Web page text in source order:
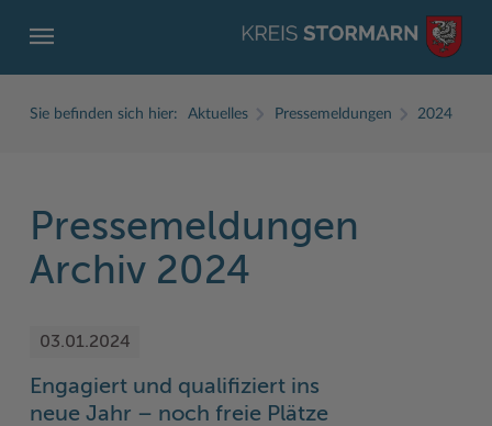
Ämter, Einrichtungen
Bürgerportal Stormarn ↗
Amtliche Bekanntmachungen
Ausschreibungen
Fachbereiche
Interessantes in und aus Stormarn
Ausbildung beim Kreis Stormarn
Der Kreis als Arbeitgeber
Beruf und Familie im Hansebelt
Branchenverzeichnis
BahnRadWege
Frei- und Hallenbäder
Sie befinden sich hier: Aktuelles Pressemeldungen 2024
Pressemeldungen
Archiv 2024
03.01.2024
Engagiert und qualifiziert ins
neue Jahr – noch freie Plätze